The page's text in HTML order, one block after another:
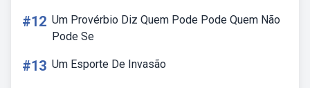
#12 Um Provérbio Diz Quem Pode Pode Quem Não
Pode Se
#13 Um Esporte De Invasão